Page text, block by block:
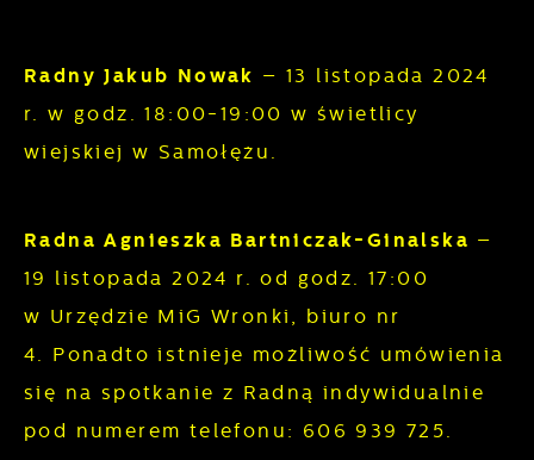
Radny Jakub Nowak – 13 listopada 2024
r. w godz. 18:00-19:00 w świetlicy
wiejskiej w Samołężu.
Radna Agnieszka Bartniczak-Ginalska –
19 listopada 2024 r. od godz. 17:00
w Urzędzie MiG Wronki, biuro nr
4. Ponadto istnieje możliwość umówienia
się na spotkanie z Radną indywidualnie
pod numerem telefonu: 606 939 725.